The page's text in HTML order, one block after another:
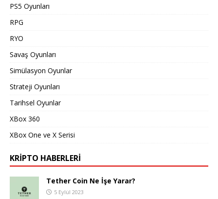
PS5 Oyunları
RPG
RYO
Savaş Oyunları
Simülasyon Oyunlar
Strateji Oyunları
Tarihsel Oyunlar
XBox 360
XBox One ve X Serisi
KRIPTO HABERLERI
Tether Coin Ne İşe Yarar?
5 Eylül 2023